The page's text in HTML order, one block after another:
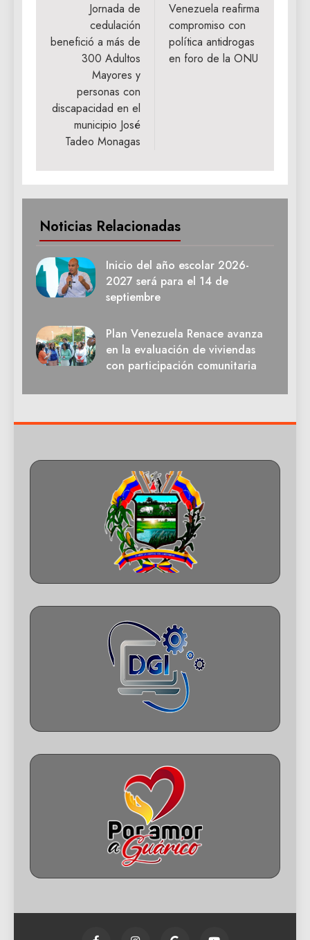
entradas
Jornada de
cedulación
benefició a más de
300 Adultos
Mayores y
personas con
discapacidad en el
municipio José
Tadeo Monagas
Venezuela reafirma
compromiso con
política antidrogas
en foro de la ONU
Noticias Relacionadas
Inicio del año escolar 2026-
2027 será para el 14 de
septiembre
Plan Venezuela Renace avanza
en la evaluación de viviendas
con participación comunitaria